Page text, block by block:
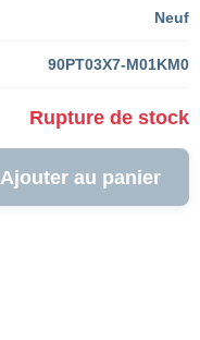
Neuf
90PT03X7-M01KM0
Rupture de stock
Ajouter au panier